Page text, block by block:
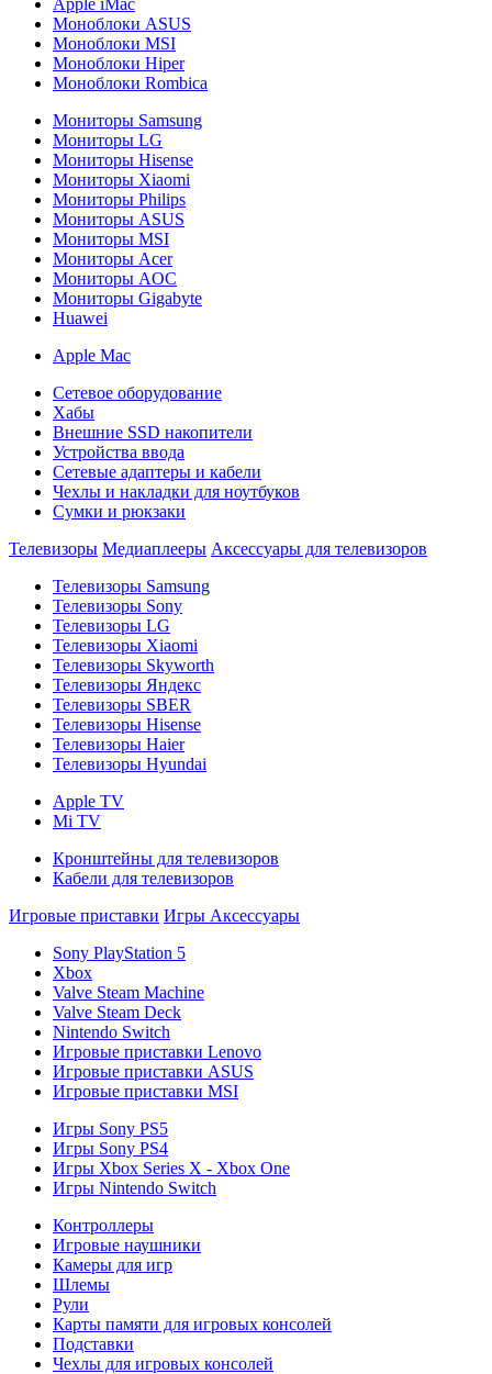
Apple iMac
Моноблоки ASUS
Моноблоки MSI
Моноблоки Hiper
Моноблоки Rombica
Мониторы Samsung
Мониторы LG
Мониторы Hisense
Мониторы Xiaomi
Мониторы Philips
Мониторы ASUS
Мониторы MSI
Мониторы Acer
Мониторы AOC
Мониторы Gigabyte
Huawei
Apple Mac
Сетевое оборудование
Хабы
Внешние SSD накопители
Устройства ввода
Сетевые адаптеры и кабели
Чехлы и накладки для ноутбуков
Сумки и рюкзаки
Телевизоры Медиаплееры Аксессуары для телевизоров
Телевизоры Samsung
Телевизоры Sony
Телевизоры LG
Телевизоры Xiaomi
Телевизоры Skyworth
Телевизоры Яндекс
Телевизоры SBER
Телевизоры Hisense
Телевизоры Haier
Телевизоры Hyundai
Apple TV
Mi TV
Кронштейны для телевизоров
Кабели для телевизоров
Игровые приставки Игры Аксессуары
Sony PlayStation 5
Xbox
Valve Steam Machine
Valve Steam Deck
Nintendo Switch
Игровые приставки Lenovo
Игровые приставки ASUS
Игровые приставки MSI
Игры Sony PS5
Игры Sony PS4
Игры Xbox Series X - Xbox One
Игры Nintendo Switch
Контроллеры
Игровые наушники
Камеры для игр
Шлемы
Рули
Карты памяти для игровых консолей
Подставки
Чехлы для игровых консолей